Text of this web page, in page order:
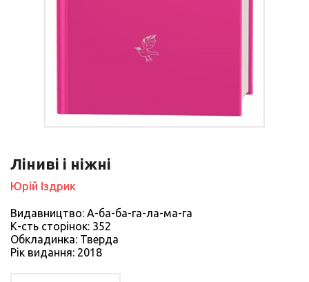
Ліниві і ніжні
Юрій Іздрик
Видавництво: А-ба-ба-га-ла-ма-га
К-сть сторiнок: 352
Обкладинка: Тверда
Рiк видання: 2018